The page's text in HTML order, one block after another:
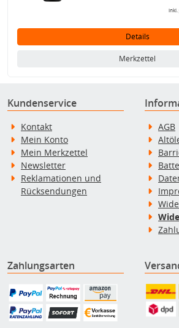
inkl.
Details
Merkzettel
Kundenservice
Kontakt
Mein Konto
Mein Merkzettel
Newsletter
Reklamationen und
Rücksendungen
AGB
Zahlungsarten